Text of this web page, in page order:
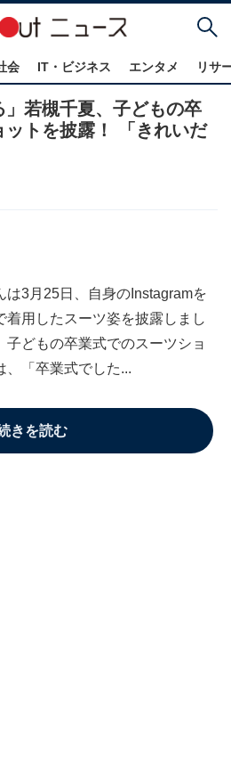
会 IT・ビジネス エンタメ リサ
」若槻千夏、子どもの卒
トを披露！ 「きれいだ
は3月25日、自身のInstagramを
着用したスーツ姿を披露しまし
子どもの卒業式でのスーツショ
、「卒業式でした...
きを読む